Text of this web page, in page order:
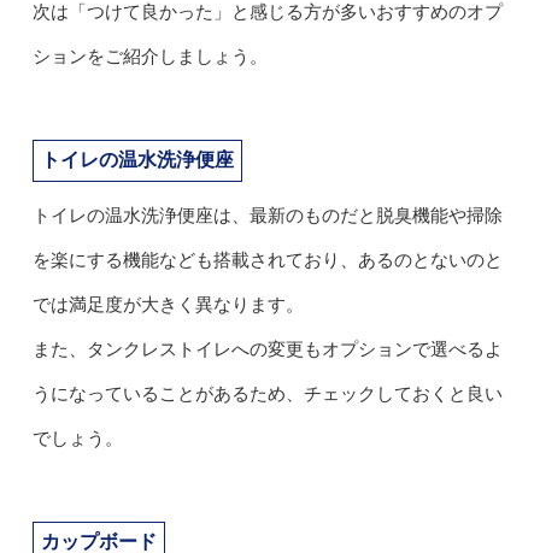
次は「つけて良かった」と感じる方が多いおすすめのオプ
ションをご紹介しましょう。
トイレの温水洗浄便座
トイレの温水洗浄便座は、最新のものだと脱臭機能や掃除
を楽にする機能なども搭載されており、あるのとないのと
では満足度が大きく異なります。
また、タンクレストイレへの変更もオプションで選べるよ
うになっていることがあるため、チェックしておくと良い
でしょう。
カップボード